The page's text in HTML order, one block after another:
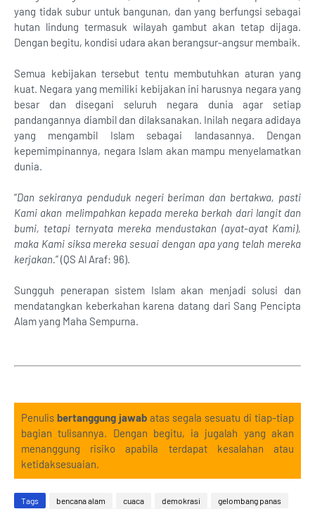
yang tidak subur untuk bangunan, dan yang berfungsi sebagai
hutan lindung termasuk wilayah gambut akan tetap dijaga.
Dengan begitu, kondisi udara akan berangsur-angsur membaik.
Semua kebijakan tersebut tentu membutuhkan aturan yang
kuat. Negara yang memiliki kebijakan ini harusnya negara yang
besar dan disegani seluruh negara dunia agar setiap
pandangannya diambil dan dilaksanakan. Inilah negara adidaya
yang mengambil Islam sebagai landasannya. Dengan
kepemimpinannya, negara Islam akan mampu menyelamatkan
dunia.
“Dan sekiranya penduduk negeri beriman dan bertakwa, pasti
Kami akan melimpahkan kepada mereka berkah dari langit dan
bumi, tetapi ternyata mereka mendustakan (ayat-ayat Kami),
maka Kami siksa mereka sesuai dengan apa yang telah mereka
kerjakan.” (QS Al Araf: 96).
Sungguh penerapan sistem Islam akan menjadi solusi dan
mendatangkan keberkahan karena datang dari Sang Pencipta
Alam yang Maha Sempurna.
Penulis bertanggung jawab atas segala sesuatu di tiap-tiap
bagian tulisannya. Dengan begitu, ia jugalah yang akan
menanggung risiko apabila terdapat kesalahan atau
ketidaksesuaian.
Tags bencana alam cuaca demokrasi
gelombang panas